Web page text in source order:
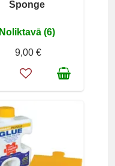
Sponge
Noliktavā (6)
9,00 €